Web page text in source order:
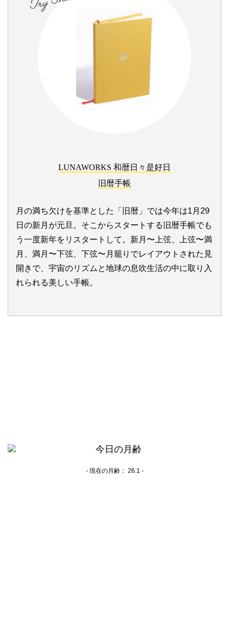
LUNAWORKS 和暦日々是好日
旧暦手帳
月の満ち欠けを基準とした「旧暦」では今年は1月29
日の新月が元旦。そこからスタートする旧暦手帳でも
う一度新年をリスタートして。新月〜上弦、上弦〜満
月、満月〜下弦、下弦〜月籠りでレイアウトされた見
開きで、宇宙のリズムと地球の息吹生活の中に取り入
れられる美しい手帳。
- 現在の月齢： 26.1 -